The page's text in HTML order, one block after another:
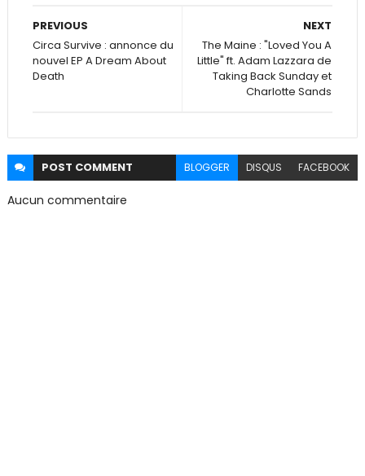
NEXT
The Maine : "Loved You A
Little" ft. Adam Lazzara de
Taking Back Sunday et
Charlotte Sands
PREVIOUS
Circa Survive : annonce du
nouvel EP A Dream About
Death
POST COMMENT BLOGGER DISQUS FACEBOOK
Aucun commentaire